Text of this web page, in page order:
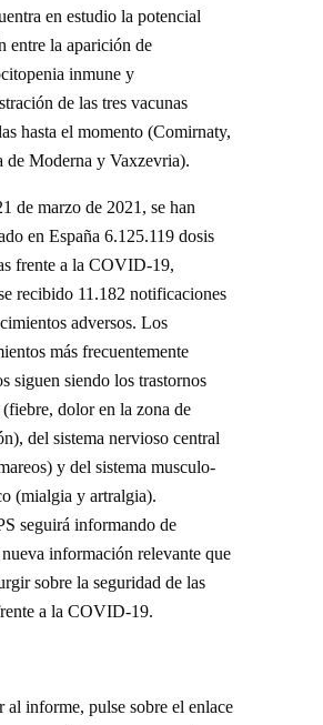
en estudio la potencial
entre la aparición de
inmune y
de las tres vacunas
hasta el momento (Comirnaty,
de Moderna y Vaxzevria).
de marzo de 2021, se han
en España 6.125.119 dosis
frente a la COVID-19,
recibido 11.182 notificaciones
adversos. Los
más frecuentemente
siguen siendo los trastornos
(fiebre, dolor en la zona de
del sistema nervioso central
y del sistema musculo-
(mialgia y artralgia).
seguirá informando de
información relevante que
sobre la seguridad de las
a la COVID-19.
al informe, pulse sobre el enlace